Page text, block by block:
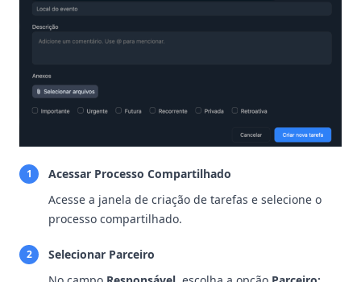
1
Acessar Processo Compartilhado
Acesse a janela de criação de tarefas e selecione o
processo compartilhado.
2
Selecionar Parceiro